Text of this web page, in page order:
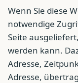
Wenn Sie diese
notwendige
Seite
werden kann.
Adresse,
Adresse,